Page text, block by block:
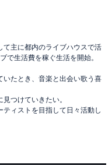
て主に都内のライブハウスで活
で生活費を稼ぐ生活を開始。
いたとき、音楽と出会い歌う喜
つけていきたい。
ィストを目指して日々活動し